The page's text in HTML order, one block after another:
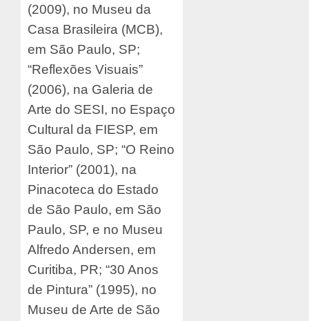
(2009), no Museu da
Casa Brasileira (MCB),
em São Paulo, SP;
“Reflexões Visuais”
(2006), na Galeria de
Arte do SESI, no Espaço
Cultural da FIESP, em
São Paulo, SP; “O Reino
Interior” (2001), na
Pinacoteca do Estado
de São Paulo, em São
Paulo, SP, e no Museu
Alfredo Andersen, em
Curitiba, PR; “30 Anos
de Pintura” (1995), no
Museu de Arte de São